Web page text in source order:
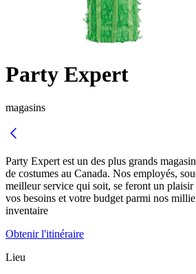
Party Expert
magasins
Party Expert est un des plus grands
de costumes au Canada. Nos employés,
meilleur service qui soit, se feront un
vos besoins et votre budget parmi nos
inventaire
Obtenir l'itinéraire
Lieu